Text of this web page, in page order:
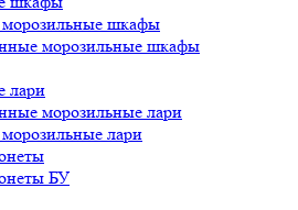
морозильные шкафы
морозильные шкафы
лари
морозильные лари
лари
БУ